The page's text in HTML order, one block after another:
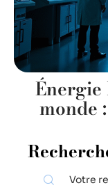
Énergie
monde